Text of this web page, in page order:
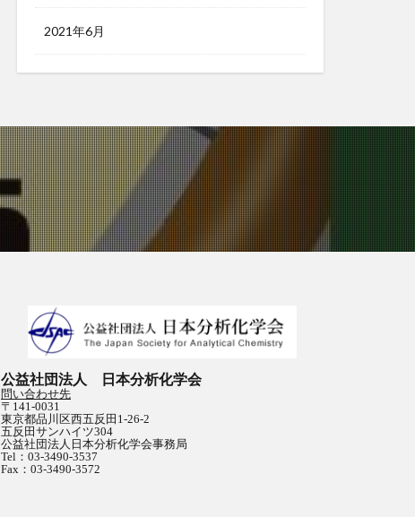
2021年6月
公益社団法人 日本分析化学会
問い合わせ先
〒141-0031
東京都品川区西五反田1-26-2
五反田サンハイツ304
公益社団法人日本分析化学会事務局
Tel：03-3490-3537
Fax：03-3490-3572